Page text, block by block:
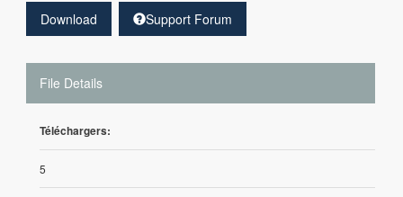
Download Support Forum
File Details
Téléchargers:
5